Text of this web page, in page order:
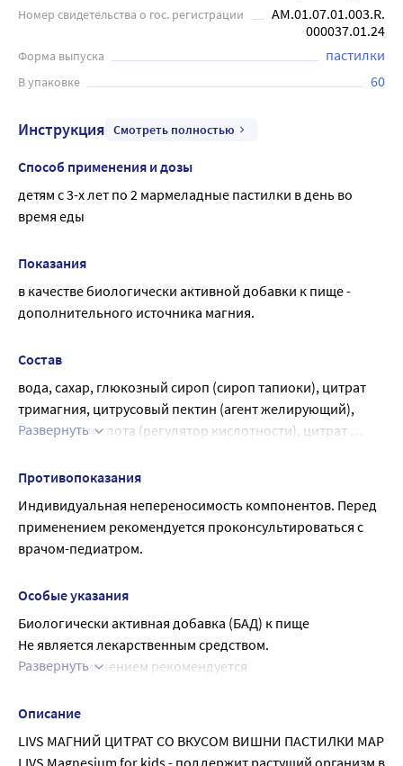
Номер свидетельства о гос. регистрации
AM.01.07.01.003.R.
000037.01.24
Форма выпуска пастилки
В упаковке 60
Инструкция Смотреть полностью
Способ применения и дозы
детям с 3-х лет по 2 мармеладные пастилки в день во
время еды
Показания
в качестве биологически активной добавки к пище -
дополнительного источника магния.
Состав
вода, сахар, глюкозный сироп (сироп тапиоки), цитрат
тримагния, цитрусовый пектин (агент желирующий),
лимонная кислота (регулятор кислотности), цитрат
ароматизатор (вишня), натуральный краситель экстракт
Развернуть
Противопоказания
Индивидуальная непереносимость компонентов. Перед
применением рекомендуется проконсультироваться с
врачом-педиатром.
Особые указания
Биологически активная добавка (БАД) к пище
Не является лекарственным средством.
Перед применением рекомендуется
Развернуть
Описание
LIVS МАГНИЙ ЦИТРАТ СО ВКУСОМ ВИШНИ ПАСТИЛКИ
LIVS Magnesium for kids - поддержит растущий организм в